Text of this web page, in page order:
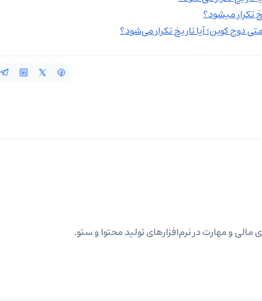
مالی و مهارت در نرم‌افزارهای تولید محتوا و سئو.